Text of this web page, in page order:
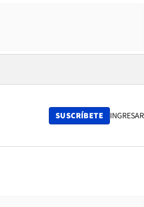
SUSCRÍBETE INGRESAR